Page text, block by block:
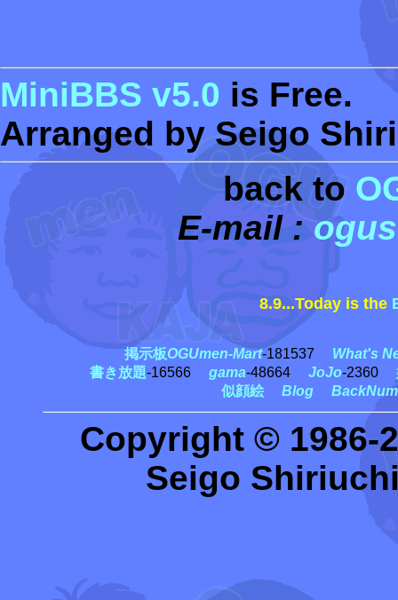
MiniBBS v5.0 is Free.
Arranged by Seigo
back to
E-mail :
8.9...Today is the
掲示板OGUmen-Mart-181537 What's
書き放題-16566 gama-48664 JoJo-2360
似顔絵
Blog
Copyright © 1986-
Seigo